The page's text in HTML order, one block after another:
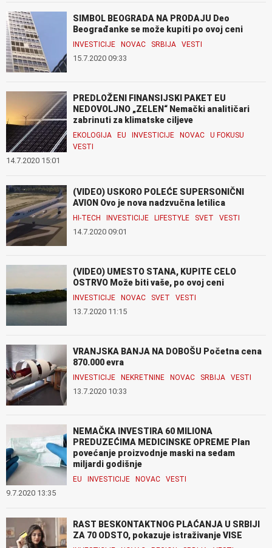
SIMBOL BEOGRADA NA PRODAJU Deo
Beograđanke se može kupiti po ovoj ceni
INVESTICIJE NOVAC SRBIJA VESTI
15.7.2020 09:33
PREDLOŽENI FINANSIJSKI PAKET EU
NEDOVOLJNO „ZELEN“ Nemački analitičari
zabrinuti za klimatske ciljeve
EKOLOGIJA EU INVESTICIJE NOVAC
U FOKUSU
VESTI
14.7.2020 15:01
(VIDEO) USKORO POLEĆE SUPERSONIČNI
AVION Ovo je nova nadzvučna letilica
HI-TECH INVESTICIJE LIFESTYLE SVET VESTI
14.7.2020 09:01
(VIDEO) UMESTO STANA, KUPITE CELO
OSTRVO Može biti vaše, po ovoj ceni
INVESTICIJE NOVAC SVET VESTI
13.7.2020 11:15
VRANJSKA BANJA NA DOBOŠU Početna cena
870.000 evra
INVESTICIJE NEKRETNINE NOVAC SRBIJA VESTI
13.7.2020 10:33
NEMAČKA INVESTIRA 60 MILIONA
PREDUZEĆIMA MEDICINSKE OPREME Plan
povećanje proizvodnje maski na sedam
miljardi godišnje
EU INVESTICIJE NOVAC VESTI
9.7.2020 13:35
RAST BESKONTAKTNOG PLAĆANJA U SRBIJI
ZA 70 ODSTO, pokazuje istraživanje VISE